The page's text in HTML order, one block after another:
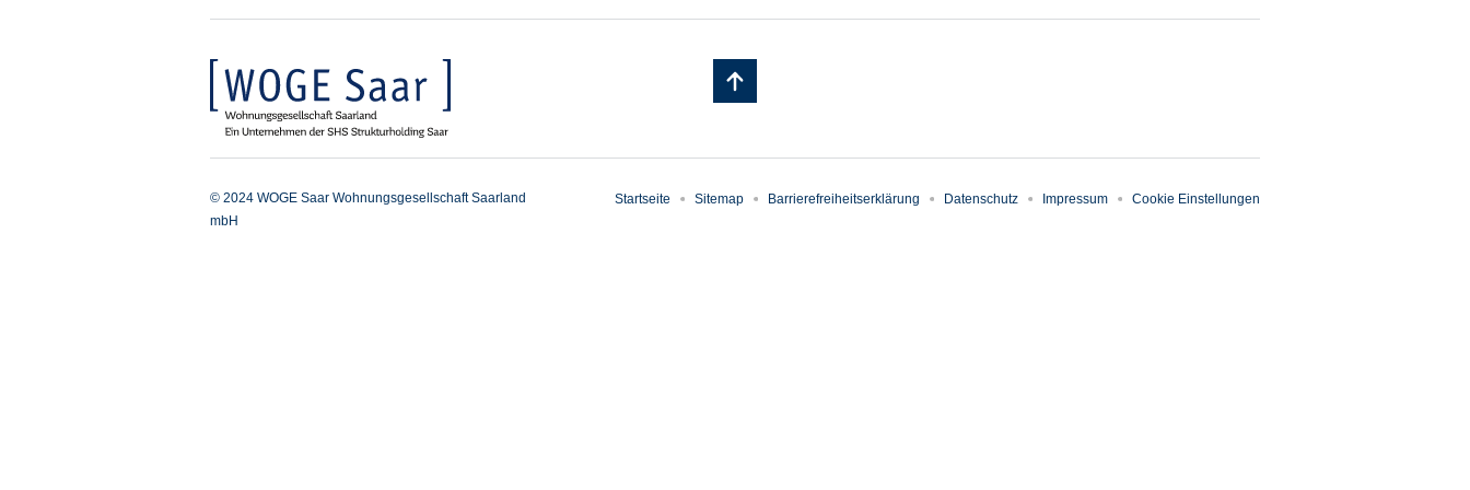
© 2024 WOGE Saar Wohnungsgesellschaft Saarland
mbH
Startseite Sitemap Barrierefreiheitserklärung Datenschutz Impressum Cookie Einstellungen